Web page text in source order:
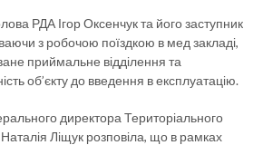
РДА Ігор Оксенчук та його заступник
з робочою поїздкою в мед закладі,
приймальне відділення та
об’єкту до введення в експлуатацію.
директора Територіального
Ліщук розповіла, що в рамках